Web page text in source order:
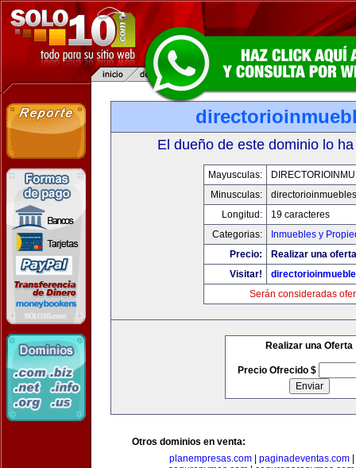
El dueño de este dominio lo
Mayusculas:
Minusculas:
Longitud:
19 caracteres
Categorias:
Inmuebles y
Precio:
Realizar una
Visitar!
Serán consideradas
Realizar una Oferta
Precio Ofrecido $
Otros dominios en venta:
planempresas.com
paginadeventas.com